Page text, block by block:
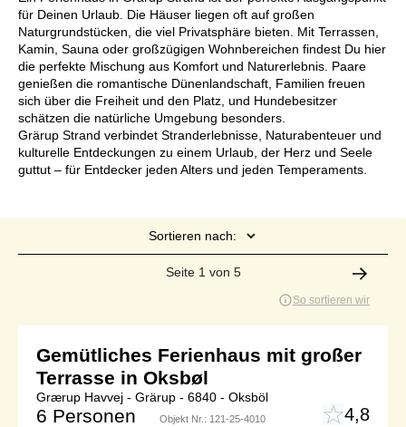
für Deinen Urlaub. Die Häuser liegen oft auf großen
Naturgrundstücken, die viel Privatsphäre bieten. Mit Terrassen,
Kamin, Sauna oder großzügigen Wohnbereichen findest Du hier
die perfekte Mischung aus Komfort und Naturerlebnis. Paare
genießen die romantische Dünenlandschaft, Familien freuen
sich über die Freiheit und den Platz, und Hundebesitzer
schätzen die natürliche Umgebung besonders.
Grärup Strand verbindet Stranderlebnisse, Naturabenteuer und
kulturelle Entdeckungen zu einem Urlaub, der Herz und Seele
guttut – für Entdecker jeden Alters und jeden Temperaments.
Sortieren nach:
Seite 1 von 5
So sortieren wir
Gemütliches Ferienhaus mit großer
Terrasse in Oksbøl
Grærup Havvej - Grärup - 6840 - Oksböl
6 Personen Objekt Nr.: 121-25-4010 4,8